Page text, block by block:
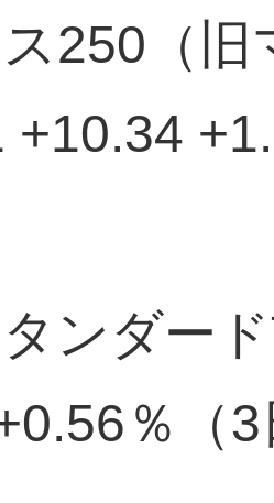
ス250（
+10.34
ンダー
％（